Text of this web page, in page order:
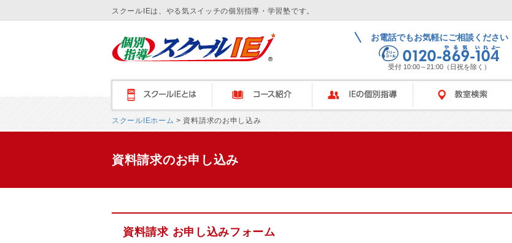
スクールIEは、やる気スイッチの個別指導・学習塾です。
お電話でもお気軽にご相談ください
受付 10:00～21:00（日祝を除く）
スクールＩＥとは コース紹介 IEの個別指導 教室検索
スクールIEホーム> 資料請求のお申し込み
資料請求のお申し込み
資料請求 お申し込みフォーム